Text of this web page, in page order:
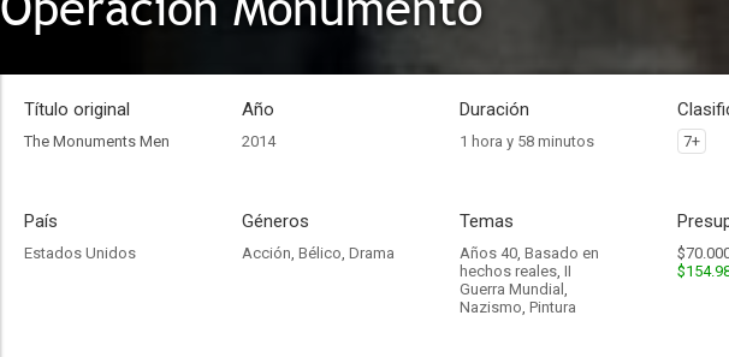
Título original
The Monuments Men
Año
2014
Duración
1 hora y 58 minutos 7+
País
Estados Unidos
Géneros
Acción, Bélico, Drama
Temas
Años 40, Basado en
hechos reales, II
Guerra Mundial ,
Nazismo, Pintura